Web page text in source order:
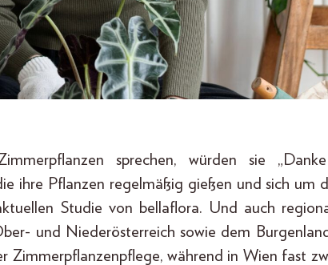
sprechen, würden sie
ihre Pflanzen regelmäßig gießen und sich um
Studie von bellaflora. Und auch
und Niederösterreich sowie dem
Zimmerpflanzenpflege, während in Wien fast